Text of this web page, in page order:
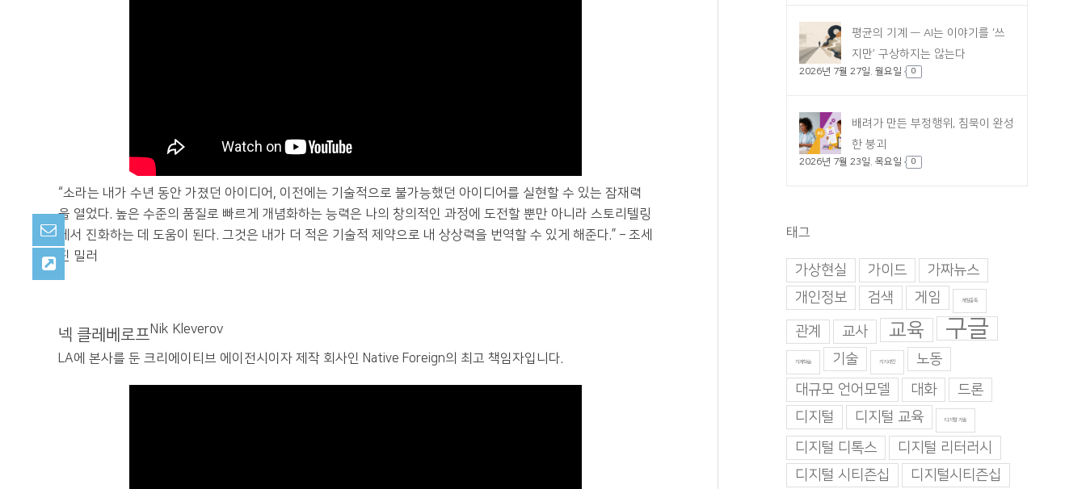
“소라는 내가 수년 동안 가졌던 아이디어, 이전에는 기술적으로 불가능했던 아이디어를 실현할 수 있는 잠재력
을 열었다. 높은 수준의 품질로 빠르게 개념화하는 능력은 나의 창의적인 과정에 도전할 뿐만 아니라 스토리텔링
에서 진화하는 데 도움이 된다. 그것은 내가 더 적은 기술적 제약으로 내 상상력을 번역할 수 있게 해준다.” – 조세
핀 밀러
넥 클레베로프Nik Kleverov
LA에 본사를 둔 크리에이티브 에이전시이자 제작 회사인 Native Foreign의 최고 책임자입니다.
평균의 기계 — AI는 이야기를 ‘쓰
지만’ 구상하지는 않는다
2026년 7월 27일. 월요일 0
배려가 만든 부정행위, 침묵이 완성
한 붕괴
2026년 7월 23일. 목요일 0
태그
가상현실 가이드
가짜뉴스
개인정보
검색 게임 게임중독
관계 교사 교육 구글
기계학습 기술 기지과인
노동
대규모 언어모델
대화
드론
디지털
디지털 교육 디지털 기술
디지털 디톡스
디지털 리터러시
디지털 시티즌십
디지털시티즌십